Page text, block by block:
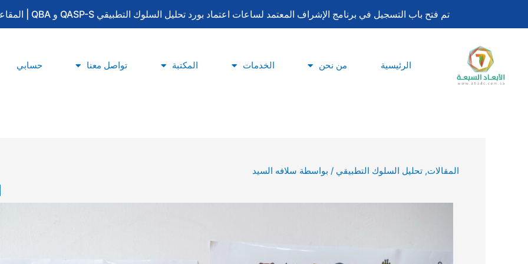
تم فتح باب التسجيل في برنامج الإشراف المعتمد لساعات اعتماد بورد تحليل السلوك التطبيقي QASP-S و QBA | المقاعد محدودة | للتسجيل والاستفسار: 0533415777
الرئيسية من نحن الخدمات المكتبة تواصل معنا حسابي
المقالات, تحليل السلوك التطبيقي / بواسطة سلافه السيد